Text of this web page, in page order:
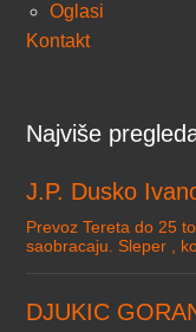
Oglasi
Kontakt
Najviše
J.P. Dusko
Prevoz Tereta do 25
saobracaju. Sleper ,
DJUKIC